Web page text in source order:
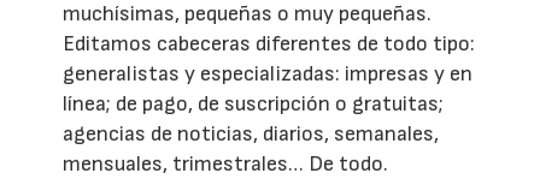
muchísimas, pequeñas o muy pequeñas.
Editamos cabeceras diferentes de todo tipo:
generalistas y especializadas: impresas y en
línea; de pago, de suscripción o gratuitas;
agencias de noticias, diarios, semanales,
mensuales, trimestrales… De todo.